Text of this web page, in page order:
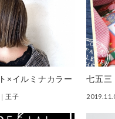
×イルミナカラー
｜王子
七五三